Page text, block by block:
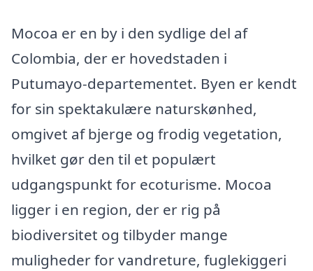
Mocoa er en by i den sydlige del af
Colombia, der er hovedstaden i
Putumayo-departementet. Byen er kendt
for sin spektakulære naturskønhed,
omgivet af bjerge og frodig vegetation,
hvilket gør den til et populært
udgangspunkt for ecoturisme. Mocoa
ligger i en region, der er rig på
biodiversitet og tilbyder mange
muligheder for vandreture, fuglekiggeri